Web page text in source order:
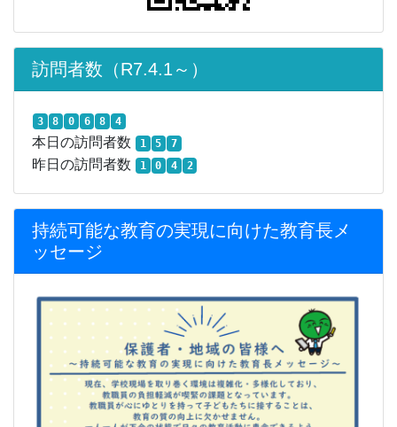
訪問者数（R7.4.1～）
3 8 0 6 8 4
本日の訪問者数 1 5 7
昨日の訪問者数 1 0 4 2
持続可能な教育の実現に向けた教育長メ
ッセージ